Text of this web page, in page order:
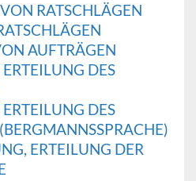
RATSCHLÄGEN
AUFTRÄGEN
DES
DES
ERTEILUNG DER